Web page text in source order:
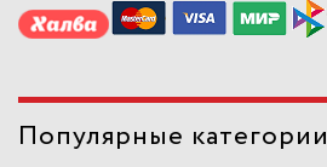
Популярные категории